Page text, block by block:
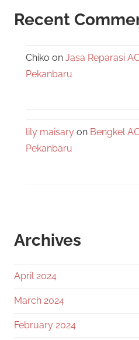
Recent
Chiko on Jasa Reparasi
Pekanbaru
lily maisary on Bengkel
Pekanbaru
Archives
April 2024
March 2024
February 2024